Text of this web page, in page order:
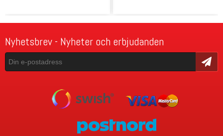
Nyhetsbrev - Nyheter och erbjudanden
Skicka